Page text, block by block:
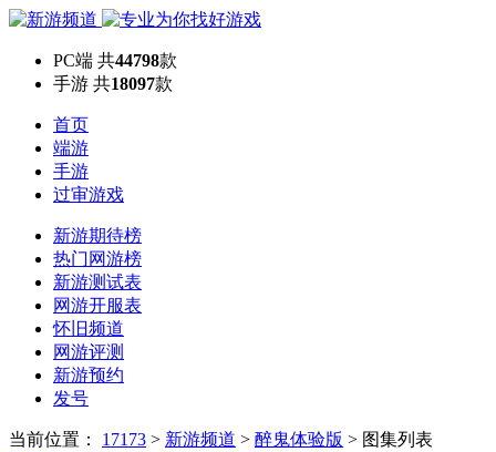
PC端 共44798款
手游 共18097款
首页
端游
手游
过审游戏
新游期待榜
热门网游榜
新游测试表
网游开服表
怀旧频道
网游评测
新游预约
发号
当前位置： 17173 > 新游频道 > 醉鬼体验版 > 图集列表